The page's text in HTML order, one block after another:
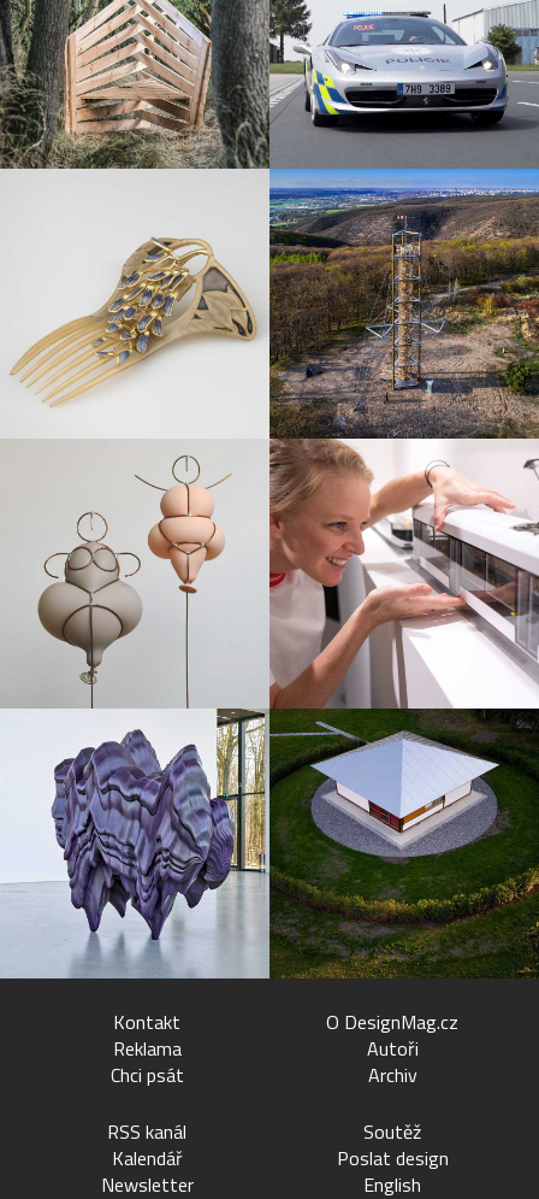
Kontakt
Reklama
Chci psát
O DesignMag.cz
Autoři
Archiv
RSS kanál
Kalendář
Newsletter
Soutěž
Poslat design
English